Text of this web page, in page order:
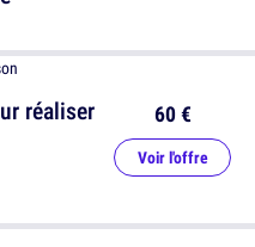
réaliser
60 €
Voir l'offre